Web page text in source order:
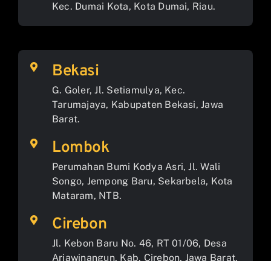
Kec. Dumai Kota, Kota Dumai, Riau.
Bekasi
G. Goler, Jl. Setiamulya, Kec.
Tarumajaya, Kabupaten Bekasi, Jawa
Barat.
Lombok
Perumahan Bumi Kodya Asri, Jl. Wali
Songo, Jempong Baru, Sekarbela, Kota
Mataram, NTB.
Cirebon
Jl. Kebon Baru No. 46, RT 01/06, Desa
Arjawinangun, Kab. Cirebon, Jawa Barat.